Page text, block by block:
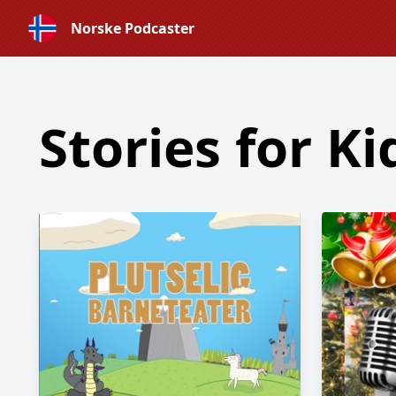
Norske Podcaster
Stories for